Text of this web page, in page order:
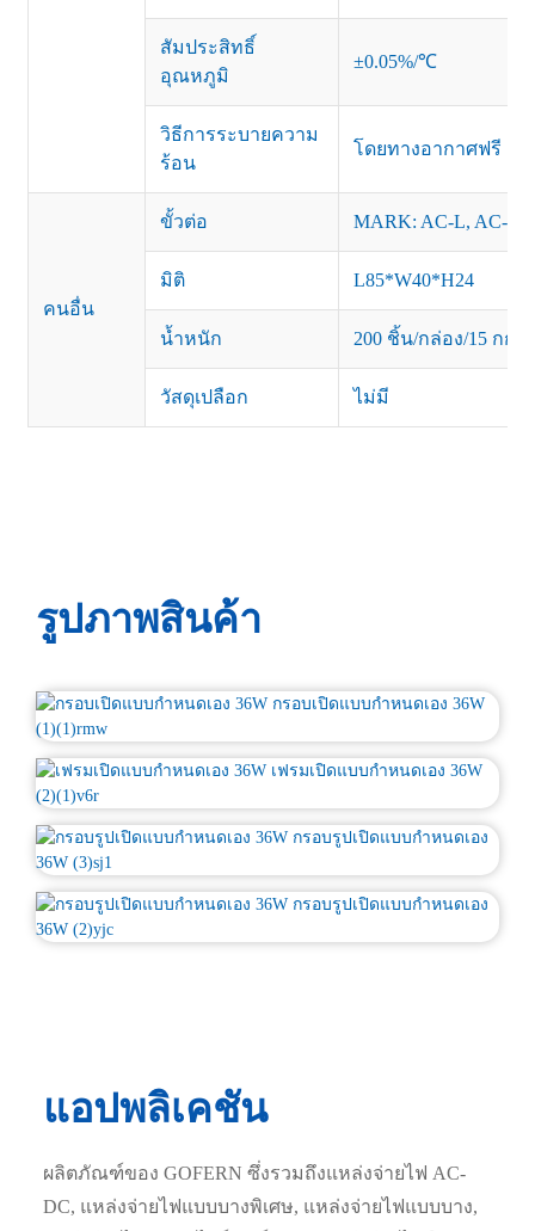
สัมประสิทธิ์
อุณหภูมิ
±0.05%/℃
วิธีการระบายความ
ร้อน
โดยทางอากาศฟรี
คนอื่น
ขั้วต่อ MARK: AC-L, AC-N,
มิติ L85*W40*H24
น้ำหนัก 200 ชิ้น/กล่อง/15 กก.
วัสดุเปลือก ไม่มี
รูปภาพสินค้า
แอปพลิเคชัน
ผลิตภัณฑ์ของ GOFERN ซึ่งรวมถึงแหล่งจ่ายไฟ AC-
DC, แหล่งจ่ายไฟแบบบางพิเศษ, แหล่งจ่ายไฟแบบบาง,